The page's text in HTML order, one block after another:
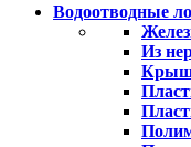
Водоотводные
Из